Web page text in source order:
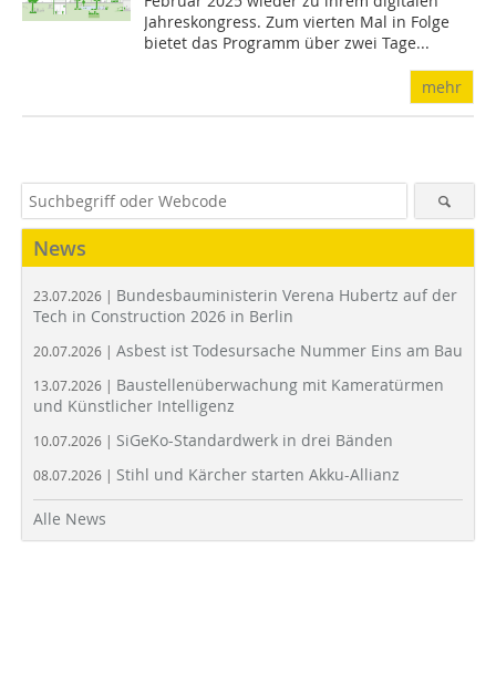
Jahreskongress. Zum vierten Mal in Folge
bietet das Programm über zwei Tage...
mehr
News
23.07.2026 | Bundesbauministerin Verena Hubertz auf der
Tech in Construction 2026 in Berlin
20.07.2026 | Asbest ist Todesursache Nummer Eins am Bau
13.07.2026 | Baustellenüberwachung mit Kameratürmen
und Künstlicher Intelligenz
10.07.2026 | SiGeKo-Standardwerk in drei Bänden
08.07.2026 | Stihl und Kärcher starten Akku-Allianz
Alle News